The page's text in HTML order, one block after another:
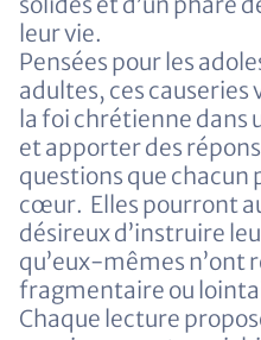
leur vie.
Pensées pour les
adultes, ces
la foi chrétienne dans
et apporter des
questions que chacun
cœur. Elles pourront
désireux d’instruire
qu’eux-mêmes n’ont
fragmentaire ou
Chaque lecture